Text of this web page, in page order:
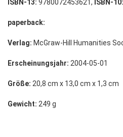
ISBN-13: 9780072453621, ISBN-10:
paperback:
Verlag: McGraw-Hill Humanities
Erscheinungsjahr: 2004-05-01
Größe: 20,8 cm x 13,0 cm x 1,3 cm
Gewicht: 249 g